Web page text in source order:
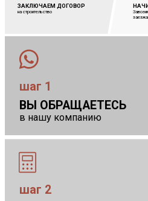
ЗАКЛЮЧАЕМ ДОГОВОР
на строительство
шаг 2
ВЫ ОБРАЩАЕТЕСЬ
в нашу компанию
шаг 1